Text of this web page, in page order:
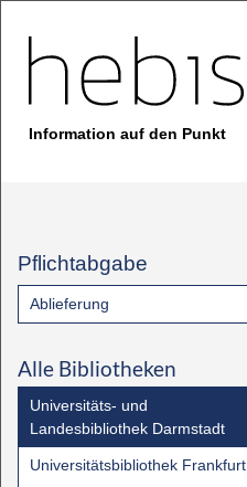
Information auf den Punkt
Pflichtabgabe
Ablieferung
Alle Bibliotheken
Universitäts- und
Landesbibliothek Darmstadt
Universitätsbibliothek Frankfurt